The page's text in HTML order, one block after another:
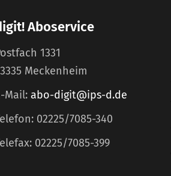
Aboservice
1331
Meckenheim
Mail: abo-digit@ips-d.de
02225/7085-340
02225/7085-399